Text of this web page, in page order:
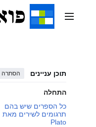
תפריט ראשי
תוכן עניינים הסתרה
התחלה
כל הספרים שיש בהם
תרגומים לשירים מאת
Plato